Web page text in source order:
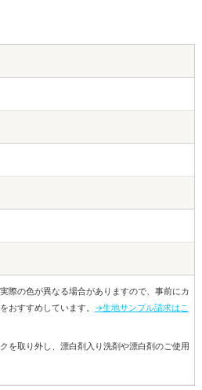
際の色が異なる場合がありますので、事前にカ
おすすめしています。 →生地サンプル請求はこ
を取り外し、漂白剤入り洗剤や漂白剤のご使用